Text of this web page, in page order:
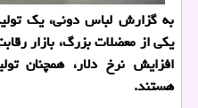
به گزارش لباس دونی، یک
یکی از معضلات بزرگ، بازار
افزایش نرخ دلار، همچنان
هستند.